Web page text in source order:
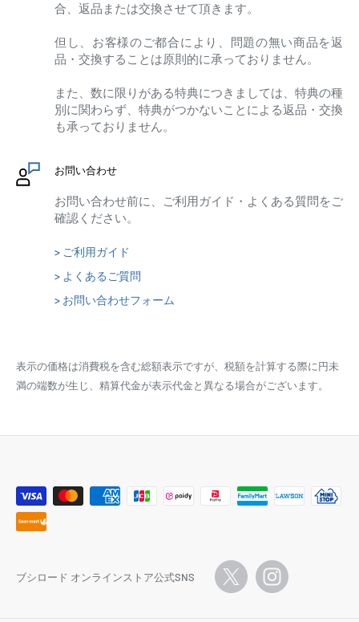
合、返品または交換させて頂きます。
但し、お客様のご都合により、問題の無い商品を返
品・交換することは原則的に承っておりません。
また、数に限りがある特典につきましては、特典の種
別に関わらず、特典がつかないことによる返品・交換
も承っておりません。
お問い合わせ
お問い合わせ前に、ご利用ガイド・よくある質問をご
確認ください。
> ご利用ガイド
> よくあるご質問
> お問い合わせフォーム
表示の価格は消費税を含む総額表示ですが、税額を計算する際に円未
満の端数が生じ、精算代金が表示代金と異なる場合がございます。
ブシロード オンラインストア公式SNS